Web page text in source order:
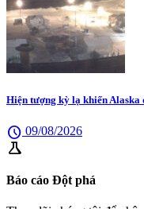
Hiện tượng kỳ lạ khiến
schedule 09/08/2026
science
Báo cáo Đột phá